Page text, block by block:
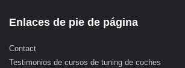
Enlaces de pie de página
Contact
Testimonios de cursos de tuning de coches